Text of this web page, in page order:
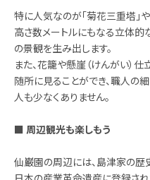
特に人気なのが「菊花三重塔」や
高さ数メートルにもなる立体的
の景観を生み出します。
また、花籠や懸崖（けんがい）
随所に見ることができ、職人の
人も少なくありません。
■ 周辺観光も楽しもう
仙巌園の周辺には、島津家の歴